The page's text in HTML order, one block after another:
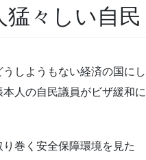
々しい自民
しようもない経済の国にし
人の自民議員がビザ緩和に
巻く安全保障環境を見た